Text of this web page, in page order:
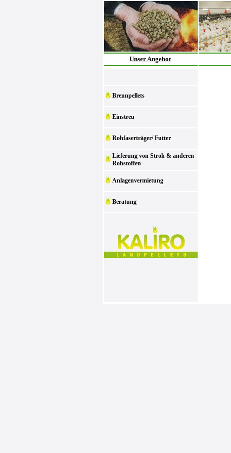
Unser Angebot
Brennpellets
Einstreu
Rohfaserträger/ Futter
Lieferung von Stroh & anderen
Rohstoffen
Anlagenvermietung
Beratung